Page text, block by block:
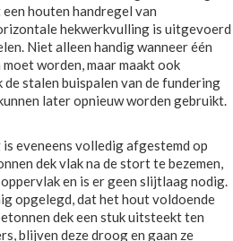
houten handregel van
hekwerkvulling is uitgevoerd
Niet alleen handig wanneer één
worden, maar maakt ook
stalen buispalen van de fundering
later opnieuw worden gebruikt.
eveneens volledig afgestemd op
dek vlak na de stort te bezemen,
en is er geen slijtlaag nodig.
opgelegd, dat het hout voldoende
dek een stuk uitsteekt ten
blijven deze droog en gaan ze